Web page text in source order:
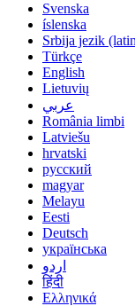
Svenska
íslenska
Srbija jezik
Türkçe
English
Lietuvių
عربي
România limbi
Latviešu
hrvatski
русский
magyar
Melayu
Eesti
Deutsch
українська
اردو
हिंदी
Ελληνικά